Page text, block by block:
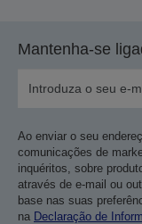
Mantenha-se
Ao enviar o seu
comunicações de
inquéritos, sobre
através de e-mail ou
base nas suas
na Declaração de